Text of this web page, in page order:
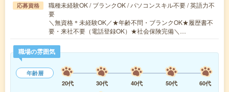
応募資格
職種未経験OK / ブランクOK / パソコンスキル不要 / 英語力不
要
＼無資格＊未経験OK／★年齢不問・ブランクOK★履歴書不
要・来社不要（電話登録OK）★社会保険完備＼…
職場の雰囲気
年齢層
20代
30代 40代 50代
60代